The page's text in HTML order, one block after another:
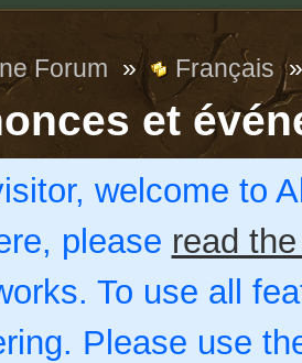
Forum » Français »
et
welcome to
please read
To use all
Please use